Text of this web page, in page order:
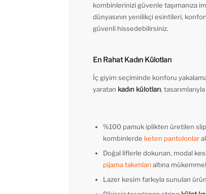
kombinlerinizi güvenle taşımanıza
dünyasının yenilikçi esintileri,
güvenli hissedebilirsiniz.
En Rahat Kadın Külotları
İç giyim seçiminde konforu
yaratan kadın külotları,
%100 pamuk iplikten üretilen
kombinlerde keten pantolonlar
Doğal liflerle dokunan, modal
pijama takımlarıaltına
Lazer kesim farkıyla sunulan